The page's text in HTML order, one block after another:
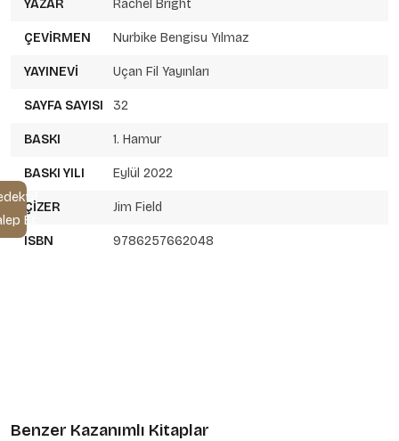
YAZAR Rachel Bright
ÇEVIRMEN Nurbike Bengisu Yılmaz
YAYINEVI Uçan Fil Yayınları
SAYFA SAYISI 32
BASKI 1. Hamur
BASKI YILI Eylül 2022
ÇIZER Jim Field
ISBN 9786257662048
Benzer Kazanımlı Kitaplar
Et